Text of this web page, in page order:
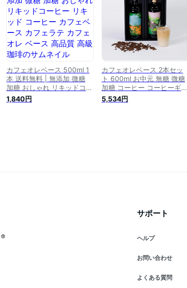
まとめ買い
カフェオレベース 500ml 1
本 送料無料 | 無添加 微糖
加糖 おしゃれ リキッドコー
ヒー リキッド コーヒー カ
フェベース カフェラテ カフ
1,840円
カフェオレベース 2本セッ
ト 600ml お中元 無糖 微糖
加糖 コーヒー コーヒーギフ
ト スペシャルティコーヒー
ギフト カフェオレ アイスコ
5,534円
サポート
ヘルプ
お問い合わせ
よくある質問